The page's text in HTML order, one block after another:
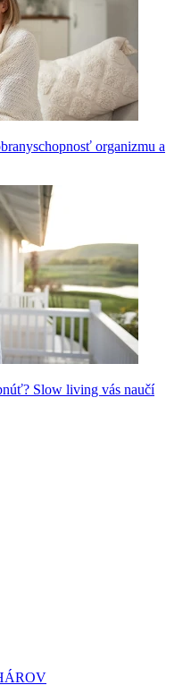
organizmu a
Slow living vás naučí